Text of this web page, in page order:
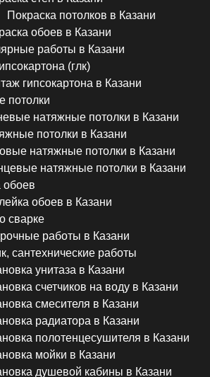
Покраска потолков в Казани
обоев в Казани
работы в Казани
(глк)
гипсокартона в Казани
потолки
натяжные потолки в Казани
потолки в Казани
натяжные потолки в Казани
натяжные потолки в Казани
обоев
обоев в Казани
сварке
работы в Казани
сантехнические работы
унитаза в Казани
счетчиков на воду в Казани
смесителя в Казани
радиатора в Казани
полотенцесушителя в Казани
мойки в Казани
душевой кабины в Казани